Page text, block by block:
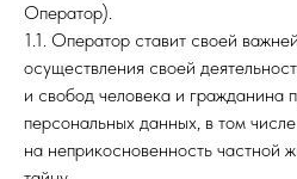
Оператор).
1.1. Оператор ставит своей
осуществления своей
и свобод человека и гражданина
персональных данных, в том
на неприкосновенность частной